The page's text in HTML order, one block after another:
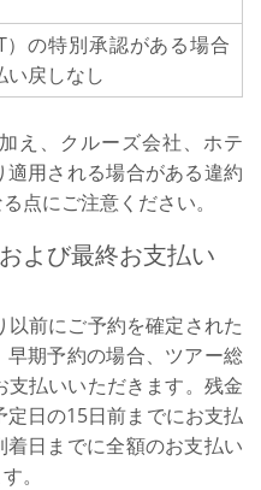
）の特別承認がある場合
い戻しなし
え、クルーズ会社、ホテ
用される場合がある違約
点にご注意ください。
よび最終お支払い
前にご予約を確定された
期予約の場合、ツアー総
払いいただきます。残金
定日の15日前までにお支払
日までに全額のお支払い
。